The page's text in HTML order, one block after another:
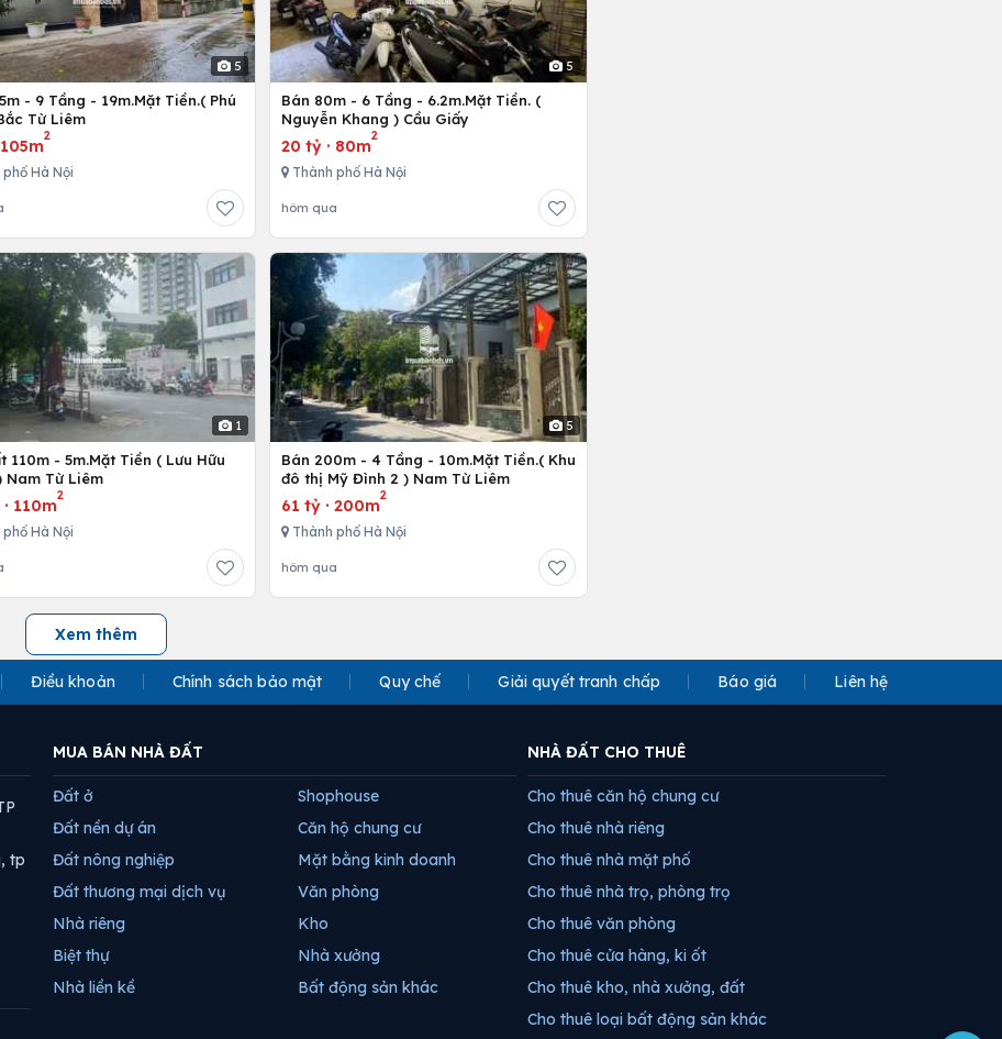
5
- 9 Tầng - 19m.Mặt Tiền.( Phú
Từ Liêm
105m
2
phố Hà Nội
5
Bán 80m - 6 Tầng - 6.2m.Mặt Tiền. (
Nguyễn Khang ) Cầu Giấy
20 tỷ· 80m
2
Thành phố Hà Nội
hôm qua
1
110m - 5m.Mặt Tiền ( Lưu Hữu
Nam Từ Liêm
· 110m
2
phố Hà Nội
5
Bán 200m - 4 Tầng - 10m.Mặt Tiền.( Khu
đô thị Mỹ Đình 2 ) Nam Từ Liêm
61 tỷ· 200m
2
Thành phố Hà Nội
hôm qua
Xem thêm
Điều khoản Chính sách bảo mật Quy chế Giải quyết tranh chấp Báo giá Liên hệ
tp
MUA BÁN NHÀ ĐẤT
Đất ở
Đất nền dự án
Đất nông nghiệp
Đất thương mại dịch vụ
Nhà riêng
Biệt thự
Nhà liền kề
Shophouse
Căn hộ chung cư
Mặt bằng kinh doanh
Văn phòng
Kho
Nhà xưởng
Bất động sản khác
NHÀ ĐẤT CHO THUÊ
Cho thuê căn hộ chung cư
Cho thuê nhà riêng
Cho thuê nhà mặt phố
Cho thuê nhà trọ, phòng trọ
Cho thuê văn phòng
Cho thuê cửa hàng, ki ốt
Cho thuê kho, nhà xưởng, đất
Cho thuê loại bất động sản khác